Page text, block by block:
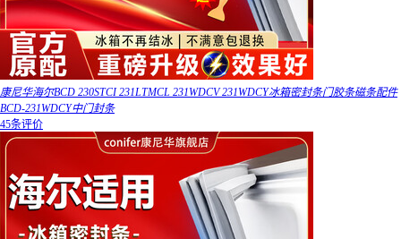
康尼华海尔BCD 230STCI 231LTMCL 231WDCV 231WDCY冰箱密封条门胶条磁条配件
BCD-231WDCY中门封条
45条评价